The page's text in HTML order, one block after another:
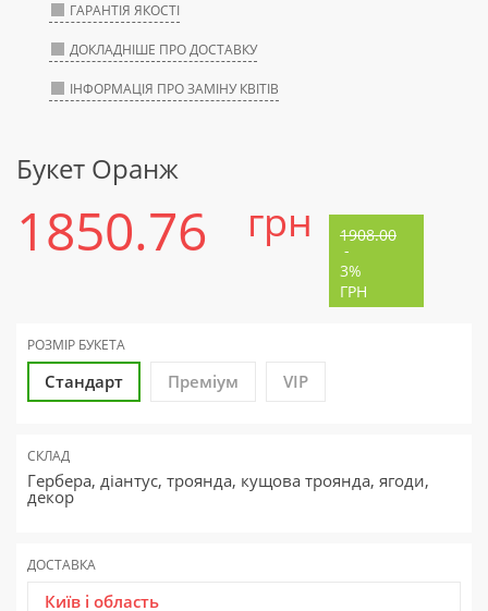
ГАРАНТІЯ ЯКОСТІ
ДОКЛАДНІШЕ ПРО ДОСТАВКУ
ІНФОРМАЦІЯ ПРО ЗАМІНУ КВІТІВ
Букет Оранж
1850.76 грн 1908.00
-
3%
ГРН
РОЗМІР БУКЕТА
Стандарт Преміум VIP
СКЛАД
Гербера, діантус, троянда, кущова троянда, ягоди,
декор
ДОСТАВКА
Київ і область